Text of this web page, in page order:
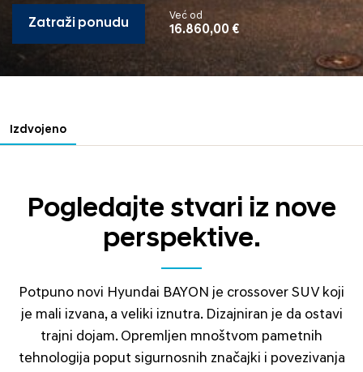
Zatraži ponudu
Već od
16.860,00 €
Izdvojeno
Pogledajte stvari iz nove
perspektive.
Potpuno novi Hyundai BAYON je crossover SUV koji
je mali izvana, a veliki iznutra. Dizajniran je da ostavi
trajni dojam. Opremljen mnoštvom pametnih
tehnologija poput sigurnosnih značajki i povezivanja